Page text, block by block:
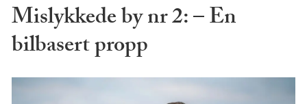
Mislykkede by nr 2: – En
bilbasert propp